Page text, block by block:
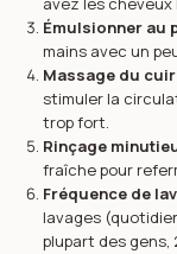
Émulsionner au
mains avec un
Massage du
stimuler la
trop fort.
Rinçage
fraîche pour
Fréquence de
lavages
plupart des gens,